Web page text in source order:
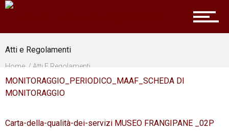
Home
Atti e Regolamenti
Home Atti E Regolamenti
MONITORAGGIO_PERIODICO_MAAF_SCHEDA DI
MONITORAGGIO
Carta-della-qualità-dei-servizi MUSEO FRANGIPANE _02P